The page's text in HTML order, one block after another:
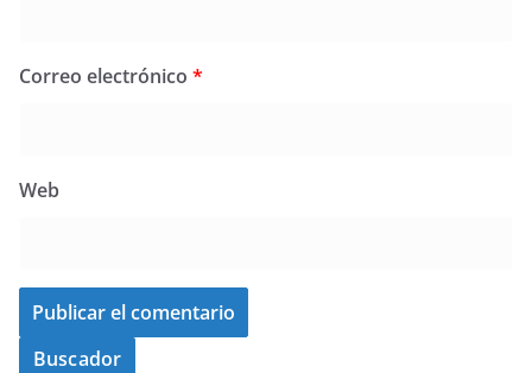
Correo electrónico *
Web
Buscador